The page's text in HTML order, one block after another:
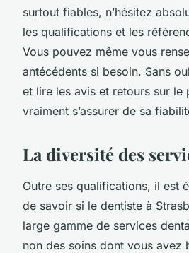
surtout fiables, n’hésitez
les qualifications et les
Vous pouvez même vous
antécédents si besoin. Sans
et lire les avis et retours sur le
vraiment s’assurer de sa
La diversité des
Outre ses qualifications, il est
de savoir si le dentiste à
large gamme de services
non des soins dont vous avez